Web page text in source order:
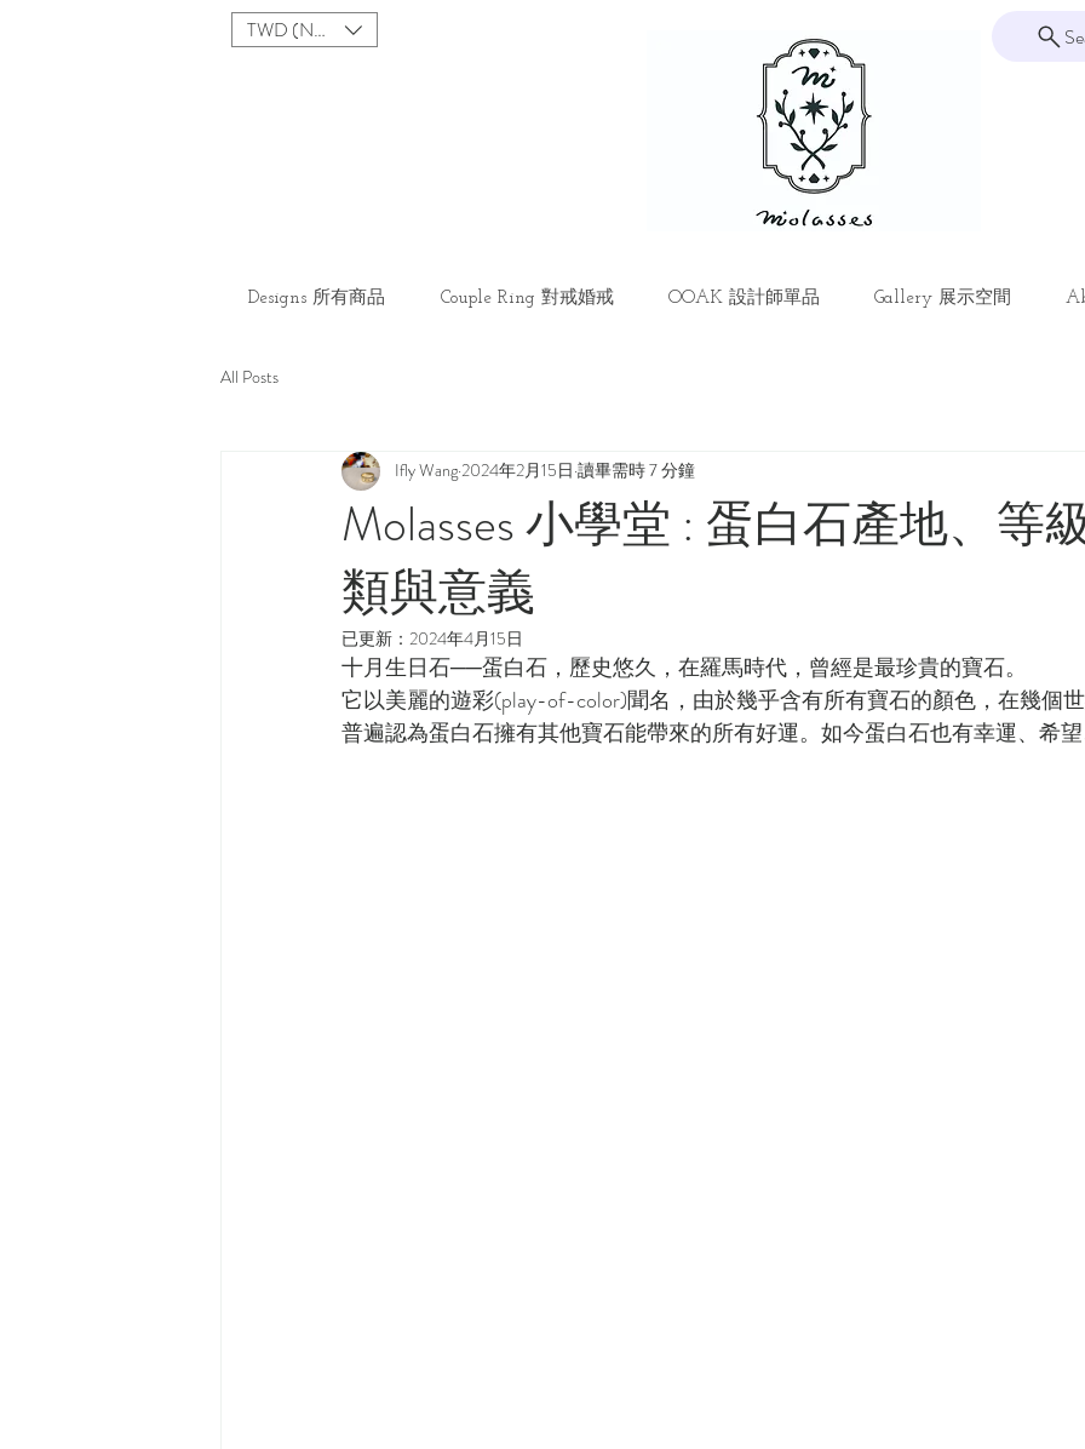
TWD (NT$)
Designs 所有商品 Couple Ring 對戒婚戒 OOAK 設計師單品 Gallery 展示空間
All Posts
Molasses 小學堂 : 蛋白石產地、等
類與意義
Ifly Wang 2024年2月15日 讀畢需時 7 分鐘
已更新： 2024年4月15日
十月生日石──蛋白石，歷史悠久，在羅馬時代，曾經是最珍貴的寶石。
它以美麗的遊彩(play-of-color)聞名，由於幾乎含有所有寶石的顏色，在幾個
普遍認為蛋白石擁有其他寶石能帶來的所有好運。如今蛋白石也有幸運、希望